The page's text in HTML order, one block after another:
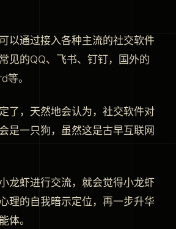
以通过接入各种主流的社交软件
见的QQ、飞书、钉钉，国外的
等。
了，天然地会认为，社交软件对
是一只狗，虽然这是古早互联网
龙虾进行交流，就会觉得小龙虾
理的自我暗示定位，再一步升华
体。